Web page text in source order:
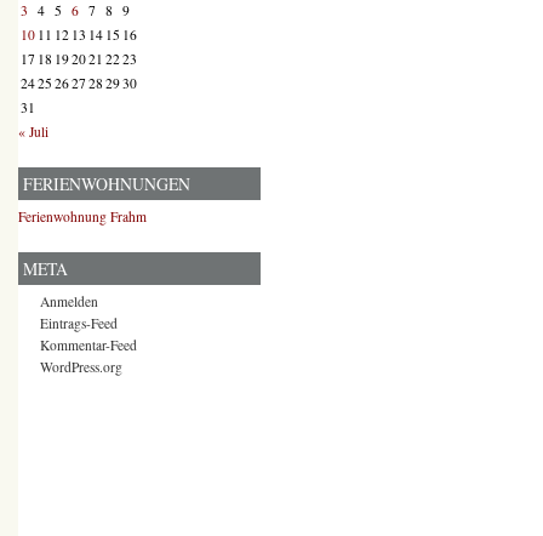
3 4 5 6 7 8 9
10 11 12 13 14 15 16
17 18 192021 2223
2425 2627 28 2930
31
« Juli
FERIENWOHNUNGEN
Ferienwohnung Frahm
META
Anmelden
Eintrags-Feed
Kommentar-Feed
WordPress.org